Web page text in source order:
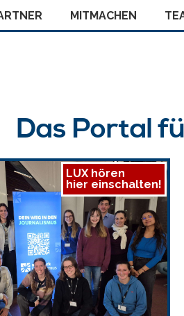
MITMACHEN
Das Portal
LUX hören
hier einschalten!